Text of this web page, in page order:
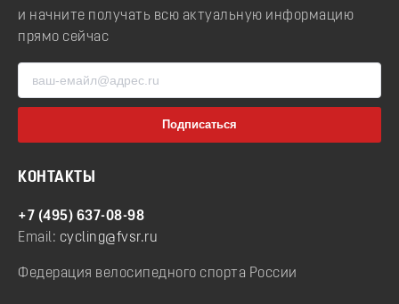
и начните получать всю актуальную информацию
прямо сейчас
КОНТАКТЫ
+7 (495) 637-08-98
Email: cycling@fvsr.ru
Федерация велосипедного спорта России